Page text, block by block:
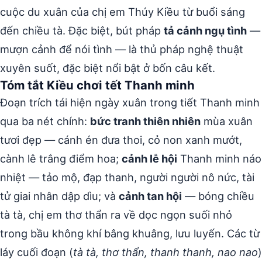
cuộc du xuân của chị em Thúy Kiều từ buổi sáng
đến chiều tà. Đặc biệt, bút pháp tả cảnh ngụ tình —
mượn cảnh để nói tình — là thủ pháp nghệ thuật
xuyên suốt, đặc biệt nổi bật ở bốn câu kết.
Tóm tắt Kiều chơi tết Thanh minh
Đoạn trích tái hiện ngày xuân trong tiết Thanh minh
qua ba nét chính: bức tranh thiên nhiên mùa xuân
tươi đẹp — cánh én đưa thoi, cỏ non xanh mướt,
cành lê trắng điểm hoa; cảnh lễ hội Thanh minh náo
nhiệt — tảo mộ, đạp thanh, người người nô nức, tài
tử giai nhân dập dìu; và cảnh tan hội — bóng chiều
tà tà, chị em thơ thẩn ra về dọc ngọn suối nhỏ
trong bầu không khí bâng khuâng, lưu luyến. Các từ
láy cuối đoạn (tà tà, thơ thẩn, thanh thanh, nao nao)